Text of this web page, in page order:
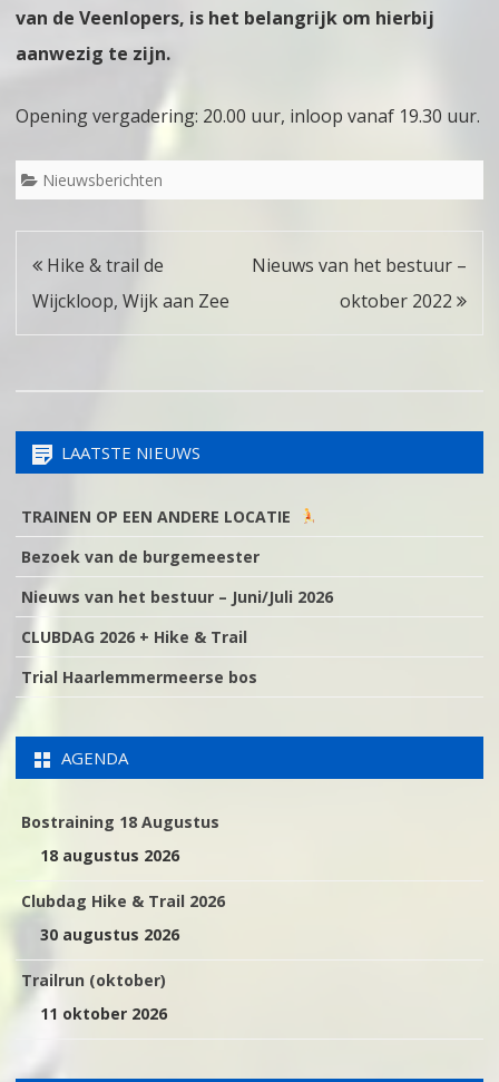
van de Veenlopers, is het belangrijk om hierbij
aanwezig te zijn.
Opening vergadering: 20.00 uur, inloop vanaf 19.30 uur.
Nieuwsberichten
Bericht
navigatie
Hike & trail de
Wijckloop, Wijk aan Zee
Nieuws van het bestuur –
oktober 2022
LAATSTE NIEUWS
TRAINEN OP EEN ANDERE LOCATIE
Bezoek van de burgemeester
Nieuws van het bestuur – Juni/Juli 2026
CLUBDAG 2026 + Hike & Trail
Trial Haarlemmermeerse bos
AGENDA
Bostraining 18 Augustus
18 augustus 2026
Clubdag Hike & Trail 2026
30 augustus 2026
Trailrun (oktober)
11 oktober 2026